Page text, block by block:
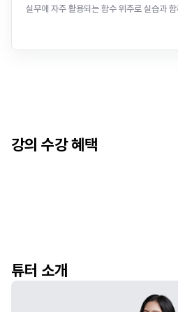
실무에 자주 활용되는 함수 위주로 실습과
강의 수강 혜택
튜터 소개